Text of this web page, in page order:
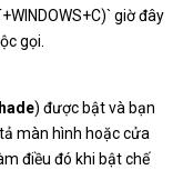
giờ đây
gọi.
) được bật và bạn
màn hình hoặc cửa
điều đó khi bật chế